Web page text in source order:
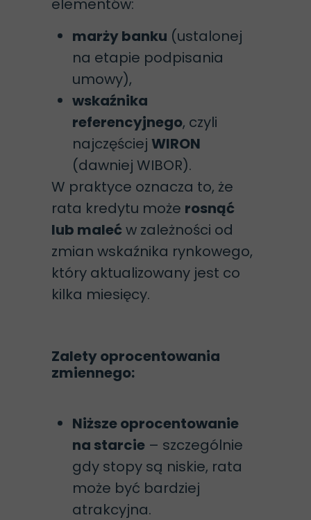
elementów:
marży banku (ustalonej
na etapie podpisania
umowy),
wskaźnika
referencyjnego, czyli
najczęściej WIRON
(dawniej WIBOR).
W praktyce oznacza to, że
rata kredytu może rosnąć
lub maleć w zależności od
zmian wskaźnika rynkowego,
który aktualizowany jest co
kilka miesięcy.
Zalety oprocentowania
zmiennego:
Niższe oprocentowanie
na starcie – szczególnie
gdy stopy są niskie, rata
może być bardziej
atrakcyjna.